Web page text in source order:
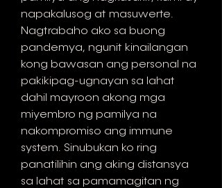
napakalusog at masuwerte.
Nagtrabaho ako sa buong
pandemya, ngunit kinailangan
kong bawasan ang personal na
pakikipag-ugnayan sa lahat
dahil mayroon akong mga
miyembro ng pamilya na
nakompromiso ang immune
system. Sinubukan ko ring
panatilihin ang aking distansya
sa lahat sa pamamagitan ng